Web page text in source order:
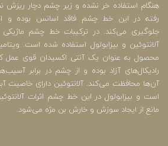
هنگام استفاده خر نشده و زیر چشم دچار ریزش
رفته در این خط چشم فاقد اسانس بوده
محصول به عنوان یک آنتی اکسیدان قوی عمل
رادیکال‌های آزاد بوده و از چشم در برابر
آن‌ها محافظت می‌کند. آلانتوئین دارای خاصیت
است و بیزابولول در این خط چشم اثرات
مانع از ایجاد سوزش و خارش بن مژه می‌شود.